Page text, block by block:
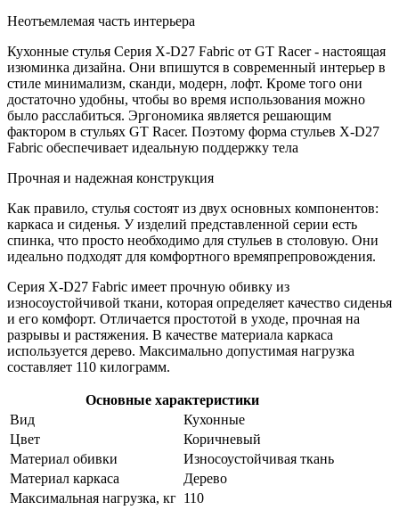
Неотъемлемая часть интерьера
Кухонные стулья Серия X-D27 Fabric от GT Racer - настоящая
изюминка дизайна. Они впишутся в современный интерьер в
стиле минимализм, сканди, модерн, лофт. Кроме того они
достаточно удобны, чтобы во время использования можно
было расслабиться. Эргономика является решающим
фактором в стульях GT Racer. Поэтому форма стульев X-D27
Fabric обеспечивает идеальную поддержку тела
Прочная и надежная конструкция
Как правило, стулья состоят из двух основных компонентов:
каркаса и сиденья. У изделий представленной серии есть
спинка, что просто необходимо для стульев в столовую. Они
идеально подходят для комфортного времяпрепровождения.
Серия X-D27 Fabric имеет прочную обивку из
износоустойчивой ткани, которая определяет качество сиденья
и его комфорт. Отличается простотой в уходе, прочная на
разрывы и растяжения. В качестве материала каркаса
используется дерево. Максимально допустимая нагрузка
составляет 110 килограмм.
Основные характеристики
Вид
Кухонные
Цвет
Коричневый
Материал обивки
Износоустойчивая ткань
Материал каркаса
Дерево
Максимальная нагрузка, кг 110